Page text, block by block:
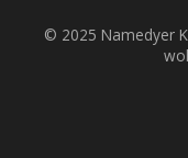
© 2025 Namedyer